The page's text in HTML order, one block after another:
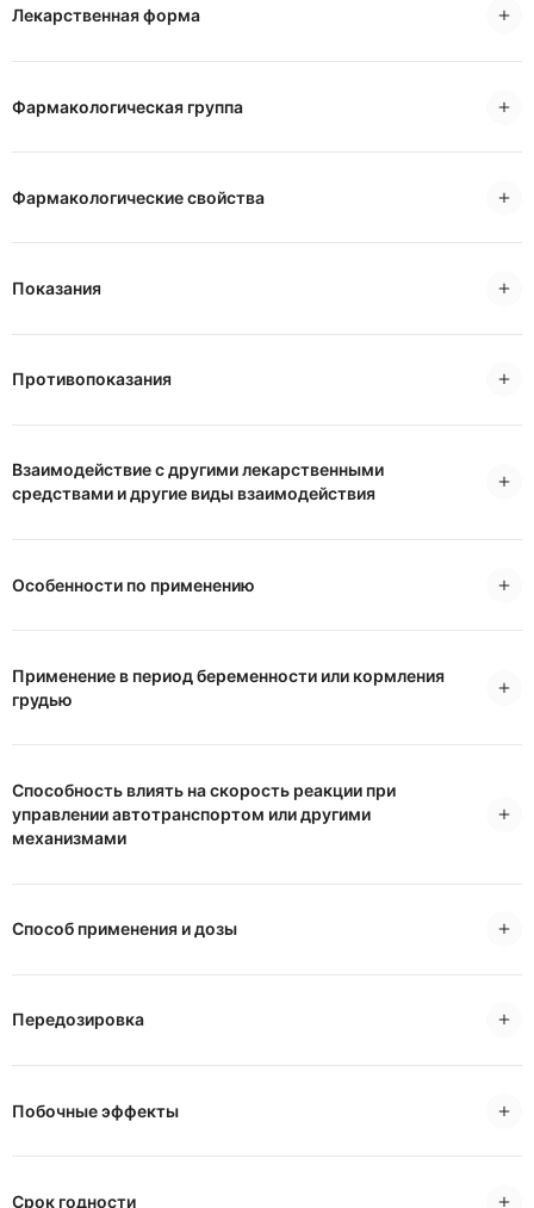
Лекарственная форма
Фармакологическая группа
Фармакологические свойства
Показания
Противопоказания
Взаимодействие с другими лекарственными
средствами и другие виды взаимодействия
Особенности по применению
Применение в период беременности или кормления
грудью
Способность влиять на скорость реакции при
управлении автотранспортом или другими
механизмами
Способ применения и дозы
Передозировка
Побочные эффекты
Срок годности